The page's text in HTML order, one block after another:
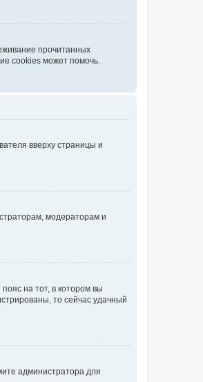
прочитанных
cookies может помочь.
вверху страницы и
модераторам и
на тот, в котором вы
то сейчас удачный
администратора для